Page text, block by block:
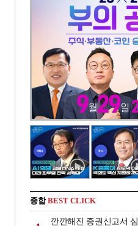
종합BEST CLICK
깐깐해진 증권신고서 심